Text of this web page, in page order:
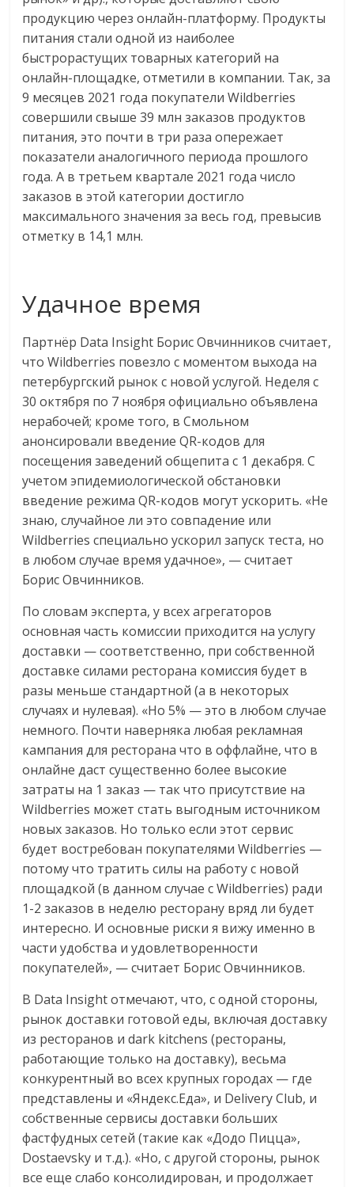
продукцию через онлайн-платформу. Продукты
питания стали одной из наиболее
быстрорастущих товарных категорий на
онлайн-площадке, отметили в компании. Так, за
9 месяцев 2021 года покупатели Wildberries
совершили свыше 39 млн заказов продуктов
питания, это почти в три раза опережает
показатели аналогичного периода прошлого
года. А в третьем квартале 2021 года число
заказов в этой категории достигло
максимального значения за весь год, превысив
отметку в 14,1 млн.
Удачное время
Партнёр Data Insight Борис Овчинников считает,
что Wildberries повезло с моментом выхода на
петербургский рынок с новой услугой. Неделя с
30 октября по 7 ноября официально объявлена
нерабочей; кроме того, в Смольном
анонсировали введение QR-кодов для
посещения заведений общепита с 1 декабря. С
учетом эпидемиологической обстановки
введение режима QR-кодов могут ускорить. «Не
знаю, случайное ли это совпадение или
Wildberries специально ускорил запуск теста, но
в любом случае время удачное», — считает
Борис Овчинников.
По словам эксперта, у всех агрегаторов
основная часть комиссии приходится на услугу
доставки — соответственно, при собственной
доставке силами ресторана комиссия будет в
разы меньше стандартной (а в некоторых
случаях и нулевая). «Но 5% — это в любом случае
немного. Почти наверняка любая рекламная
кампания для ресторана что в оффлайне, что в
онлайне даст существенно более высокие
затраты на 1 заказ — так что присутствие на
Wildberries может стать выгодным источником
новых заказов. Но только если этот сервис
будет востребован покупателями Wildberries —
потому что тратить силы на работу с новой
площадкой (в данном случае с Wildberries) ради
1-2 заказов в неделю ресторану вряд ли будет
интересно. И основные риски я вижу именно в
части удобства и удовлетворенности
покупателей», — считает Борис Овчинников.
В Data Insight отмечают, что, с одной стороны,
рынок доставки готовой еды, включая доставку
из ресторанов и dark kitchens (рестораны,
работающие только на доставку), весьма
конкурентный во всех крупных городах — где
представлены и «Яндекс.Еда», и Delivery Club, и
собственные сервисы доставки больших
фастфудных сетей (такие как «Додо Пицца»,
Dostaevsky и т.д.). «Но, с другой стороны, рынок
все еще слабо консолидирован, и продолжает